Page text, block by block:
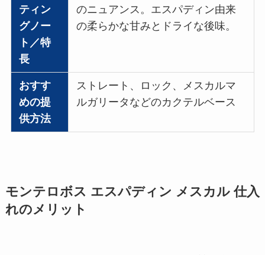
ティン
グノー
ト／特
長
のニュアンス。エスパディン由来
の柔らかな甘みとドライな後味。
おすす
めの提
供方法
ストレート、ロック、メスカルマ
ルガリータなどのカクテルベース
モンテロボス エスパディン メスカル 仕入
れのメリット